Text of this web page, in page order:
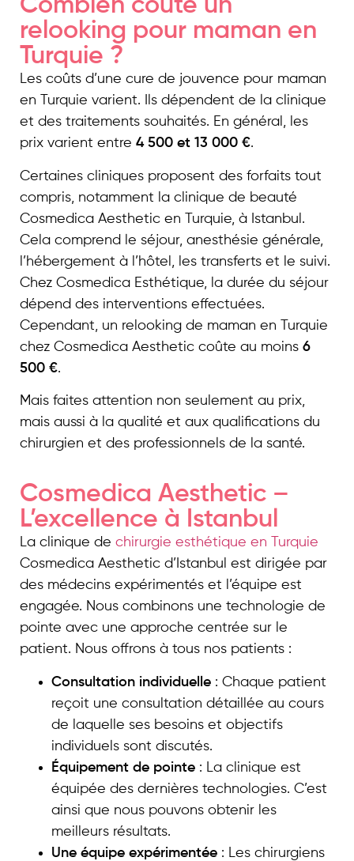
Combien coûte un
relooking pour maman en
Turquie ?
Les coûts d’une cure de jouvence pour maman
en Turquie varient. Ils dépendent de la clinique
et des traitements souhaités. En général, les
prix varient entre 4 500 et 13 000 €.
Certaines cliniques proposent des forfaits tout
compris, notamment la clinique de beauté
Cosmedica Aesthetic en Turquie, à Istanbul.
Cela comprend le séjour, anesthésie générale,
l’hébergement à l’hôtel, les transferts et le suivi.
Chez Cosmedica Esthétique, la durée du séjour
dépend des interventions effectuées.
Cependant, un relooking de maman en Turquie
chez Cosmedica Aesthetic coûte au moins 6
500 €.
Mais faites attention non seulement au prix,
mais aussi à la qualité et aux qualifications du
chirurgien et des professionnels de la santé.
Cosmedica Aesthetic –
L’excellence à Istanbul
La clinique de chirurgie esthétique en Turquie
Cosmedica Aesthetic d’Istanbul est dirigée par
des médecins expérimentés et l’équipe est
engagée. Nous combinons une technologie de
pointe avec une approche centrée sur le
patient. Nous offrons à tous nos patients :
Consultation individuelle : Chaque patient
reçoit une consultation détaillée au cours
de laquelle ses besoins et objectifs
individuels sont discutés.
Équipement de pointe : La clinique est
équipée des dernières technologies. C’est
ainsi que nous pouvons obtenir les
meilleurs résultats.
Une équipe expérimentée : Les chirurgiens